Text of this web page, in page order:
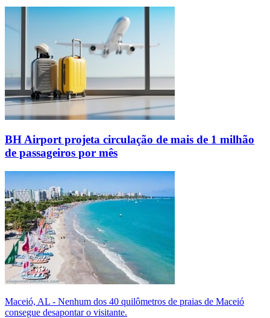
BH Airport projeta circulação de mais de 1 milhão
de passageiros por mês
Maceió, AL - Nenhum dos 40 quilômetros de praias de Maceió
consegue desapontar o visitante.